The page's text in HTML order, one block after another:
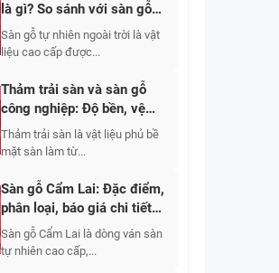
là gì? So sánh với sàn gỗ
nhựa về độ bền và giá
Sàn gỗ tự nhiên ngoài trời là vật
liệu cao cấp được...
Thảm trải sàn và sàn gỗ
công nghiệp: Độ bền, vệ
sinh, chi phí và tính ứng
dụng
Thảm trải sàn là vật liệu phủ bề
mặt sàn làm từ...
Sàn gỗ Cẩm Lai: Đặc điểm,
phân loại, báo giá chi tiết
2026
Sàn gỗ Cẩm Lai là dòng ván sàn
tự nhiên cao cấp,...